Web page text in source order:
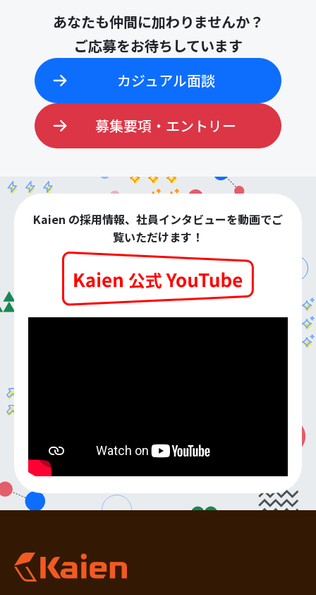
あなたも仲間に加わりませんか？
ご応募をお待ちしています
カジュアル面談
募集要項・エントリー
Kaien の採用情報、社員インタビューを動画でご
覧いただけます！